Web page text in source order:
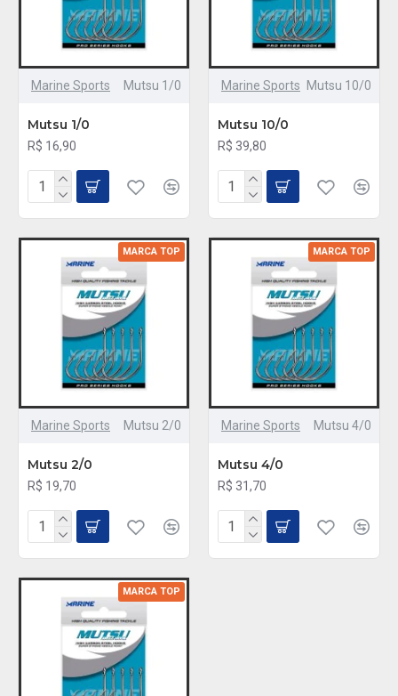
Marine Sports Mutsu 1/0
Mutsu 1/0
R$ 16,90
Marine Sports Mutsu 10/0
Mutsu 10/0
R$ 39,80
MARCA TOP
Marine Sports Mutsu 2/0
Mutsu 2/0
R$ 19,70
MARCA TOP
Marine Sports Mutsu 4/0
Mutsu 4/0
R$ 31,70
MARCA TOP